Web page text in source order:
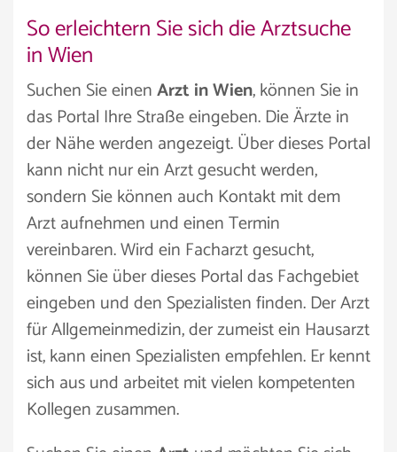
So erleichtern Sie sich die Arztsuche
in Wien
Suchen Sie einenArzt in Wien, können Sie in
das Portal Ihre Straße eingeben. Die Ärzte in
der Nähe werden angezeigt. Über dieses Portal
kann nicht nur ein Arzt gesucht werden,
sondern Sie können auch Kontakt mit dem
Arzt aufnehmen und einen Termin
vereinbaren. Wird ein Facharzt gesucht,
können Sie über dieses Portal das Fachgebiet
eingeben und den Spezialisten finden. Der Arzt
für Allgemeinmedizin, der zumeist ein Hausarzt
ist, kann einen Spezialisten empfehlen. Er kennt
sich aus und arbeitet mit vielen kompetenten
Kollegen zusammen.